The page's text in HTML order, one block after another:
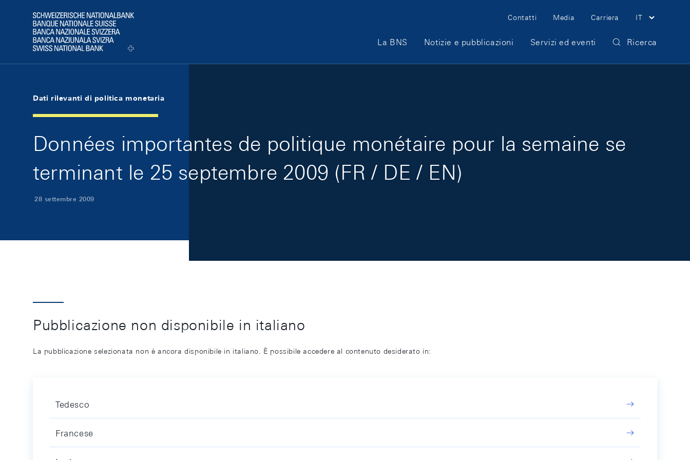
Logo
Meta Navigation
Contatti Media Carriera IT
Main Navigation
La BNS Notizie e pubblicazioni Servizi ed eventi Ricerca
Dati rilevanti di politica monetaria
Données importantes de politique monétaire pour la semaine se
terminant le 25 septembre 2009 (FR / DE / EN)
28 settembre 2009
Pubblicazione non disponibile in italiano
La pubblicazione selezionata non è ancora disponibile in italiano. È possibile accedere al contenuto desiderato in:
Tedesco
Francese